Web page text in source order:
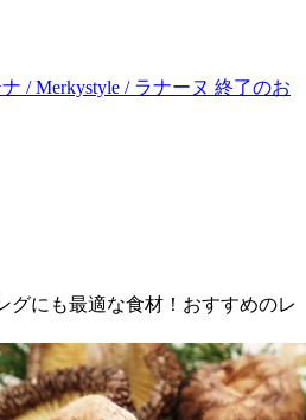
ナ / Merkystyle / ラナーヌ 終了のお
グにも最適な食材！おすすめのレ